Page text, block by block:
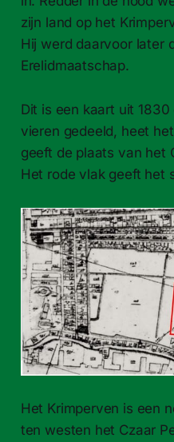
zijn land op het
Hij werd daarvoor later
Erelidmaatschap.
Dit is een kaart uit
vieren gedeeld, heet
geeft de plaats van het
Het rode vlak geeft het
Het Krimperven is een
ten westen het Czaar